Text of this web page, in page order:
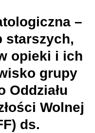
–
starszych,
opieki i ich
grupy
Oddziału
Wolnej
ds.